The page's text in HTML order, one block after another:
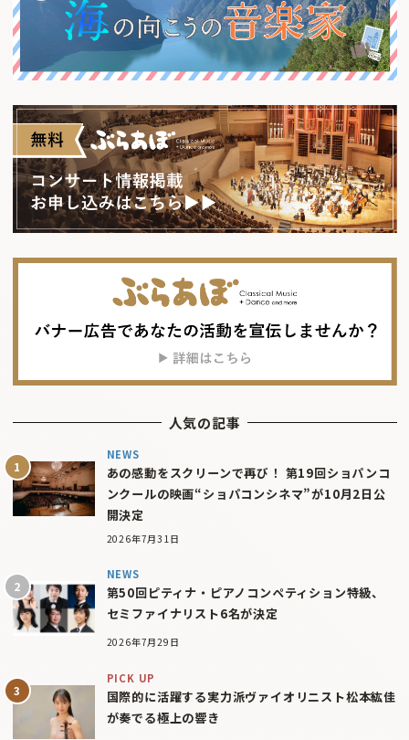
人気の記事
NEWS
あの感動をスクリーンで再び！ 第19回ショパンコ
ンクールの映画“ショパコンシネマ”が10月2日公
開決定
2026年7月31日
NEWS
第50回ピティナ・ピアノコンペティション特級、
セミファイナリスト6名が決定
2026年7月29日
PICK UP
国際的に活躍する実力派ヴァイオリニスト松本紘佳
が奏でる極上の響き